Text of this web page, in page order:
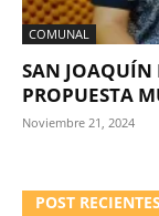
COMUNAL
SAN JOAQUÍN
PROPUESTA
Noviembre 21, 2024
POST RECIENTES